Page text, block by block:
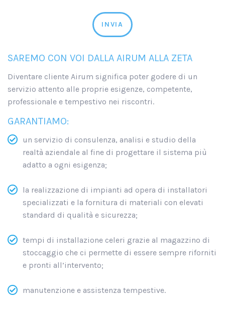
INVIA
SAREMO CON VOI DALLA AIRUM ALLA ZETA
Diventare cliente Airum significa poter godere di un
servizio attento alle proprie esigenze, competente,
professionale e tempestivo nei riscontri.
GARANTIAMO:
un servizio di consulenza, analisi e studio della
realtà aziendale al fine di progettare il sistema più
adatto a ogni esigenza;
la realizzazione di impianti ad opera di installatori
specializzati e la fornitura di materiali con elevati
standard di qualità e sicurezza;
tempi di installazione celeri grazie al magazzino di
stoccaggio che ci permette di essere sempre riforniti
e pronti all’intervento;
manutenzione e assistenza tempestive.